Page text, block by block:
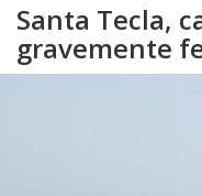
Santa Tecla,
gravemente